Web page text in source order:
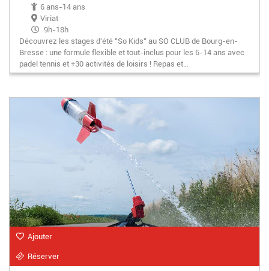
6 ans-14 ans
Viriat
9h-18h
Découvrez les stages d'été "So Kids" au SO CLUB de Bourg-en-
Bresse : une formule flexible et tout-inclus pour les 6-14 ans avec
padel tennis et +30 activités de loisirs ! Repas et…
Ajouter
Réserver